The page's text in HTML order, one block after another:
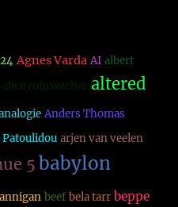
Agnes Varda AI albert
alice rohrwacher altered
Anders Thomas
arjen van veelen
5 babylon
beef bela tarr beppe